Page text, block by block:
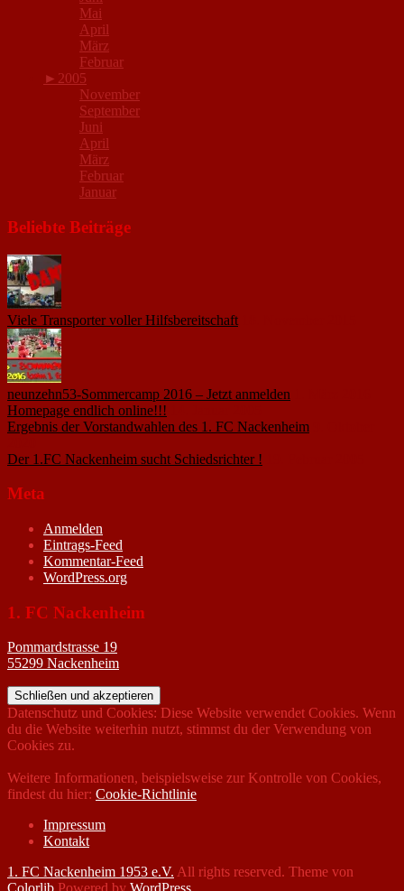
Mai
April
März
Februar
► 2005
November
September
Juni
April
März
Februar
Januar
Beliebte Beiträge
Viele Transporter voller Hilfsbereitschaft
neunzehn53-Sommercamp 2016 – Jetzt anmelden
Homepage endlich online!!!
Ergebnis der Vorstandwahlen des 1. FC Nackenheim
Der 1.FC Nackenheim sucht Schiedsrichter !
Meta
Anmelden
Eintrags-Feed
Kommentar-Feed
WordPress.org
1. FC Nackenheim
Pommardstrasse 19
55299 Nackenheim
Datenschutz und Cookies: Diese Website verwendet Cookies. Wenn
du die Website weiterhin nutzt, stimmst du der Verwendung von
Cookies zu.
Weitere Informationen, beispielsweise zur Kontrolle von Cookies,
findest du hier: Cookie-Richtlinie
Impressum
Kontakt
1. FC Nackenheim 1953 e.V. All rights reserved. Theme von